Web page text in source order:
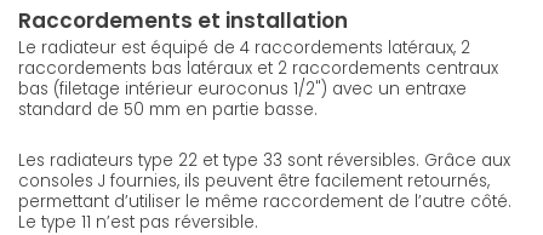
Raccordements et installation
Le radiateur est équipé de 4 raccordements latéraux, 2
raccordements bas latéraux et 2 raccordements centraux
bas (filetage intérieur euroconus 1/2") avec un entraxe
standard de 50 mm en partie basse.
Les radiateurs type 22 et type 33 sont réversibles. Grâce aux
consoles J fournies, ils peuvent être facilement retournés,
permettant d’utiliser le même raccordement de l’autre côté.
Le type 11 n’est pas réversible.